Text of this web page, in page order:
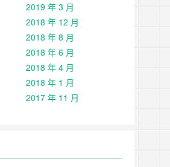
2019 年 3 月
2018 年 12 月
2018 年 8 月
2018 年 6 月
2018 年 4 月
2018 年 1 月
2017 年 11 月